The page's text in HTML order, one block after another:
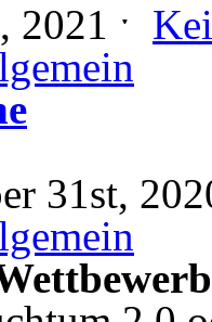
2021 ˑ
31st,